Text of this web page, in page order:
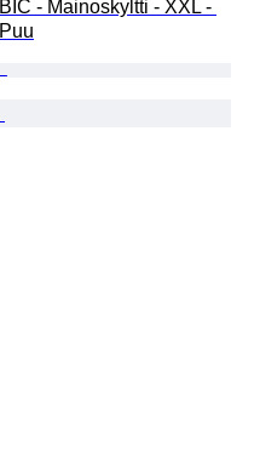
BIC - Mainoskyltti - XXL -
Puu